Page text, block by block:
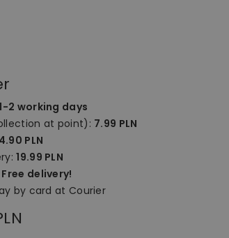
2 working days
at point): 7.99 PLN
PLN
19.99 PLN
Free delivery!
by card at Courier